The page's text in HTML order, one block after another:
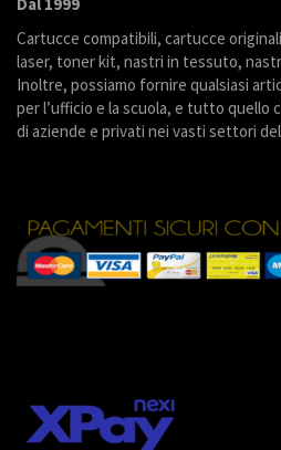
Cartucce compatibili, cartucce
laser, toner kit, nastri in tessuto,
Inoltre, possiamo fornire qualsiasi
per l’ufficio e la scuola, e tutto quello
di aziende e privati nei vasti settori